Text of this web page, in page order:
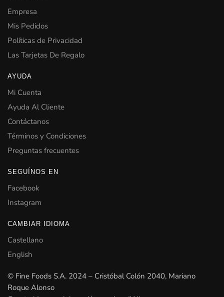
Empresa
Mis Pedidos
Políticas de Privacidad
Las Tarjetas De Regalo
AYUDA
Mi Cuenta
Ayuda Al Cliente
Contáctanos
Términos y Condiciones
Preguntas frecuentes
SEGUÍNOS EN
Facebook
Instagram
CAMBIAR IDIOMA
Castellano
English
© Fine Foods S.A. 2024 – Cristóbal Colón 2040, Mariano
Roque Alonso